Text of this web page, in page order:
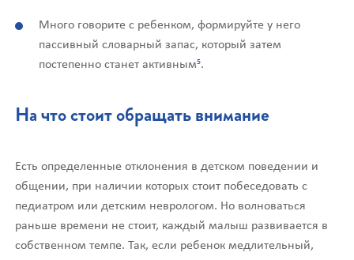
Много говорите с ребенком, формируйте у него
пассивный словарный запас, который затем
постепенно станет активным5.
На что стоит обращать внимание
Есть определенные отклонения в детском поведении и
общении, при наличии которых стоит побеседовать с
педиатром или детским неврологом. Но волноваться
раньше времени не стоит, каждый малыш развивается в
собственном темпе. Так, если ребенок медлительный,